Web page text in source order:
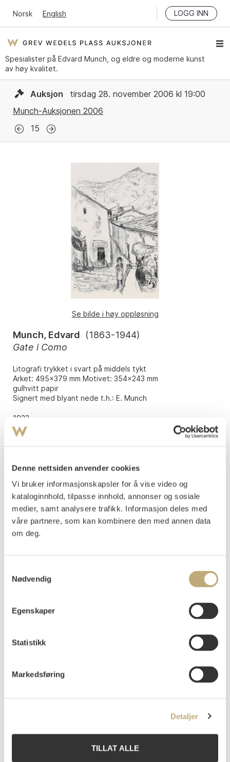
Denne nettsiden anvender cookies
Vi bruker informasjonskapsler for å vise video og
kataloginnhold, tilpasse innhold, annonser og sosiale
medier, samt analysere trafikk. Informasjon deles med
våre partnere, som kan kombinere den med annen data
om deg.
Nødvendig
Egenskaper
Statistikk
Markedsføring
Detaljer
TILLAT ALLE
Norsk English LOGG INN
Spesialister på Edvard Munch, og eldre og moderne kunst
av høy kvalitet.
Auksjon
tirsdag 28. november 2006 kl 19:00
Munch-Auksjonen 2006
15
Se bilde i høy oppløsning
Munch, Edvard (1863-1944)
Gate i Como
Litografi trykket i svart på middels tykt
Arket: 495x379 mm Motivet: 354x243 mm
gulhvitt papir
Signert med blyant nede t.h.: E. Munch
1922
Sch. nr. 506. Woll nr. 674.
Auksjonert tirsdag 28. november 2006 kl 19:00
TilslagNOK72 000
Lithograph printed in black on medium heavy
Sheet: 495x379 mm Image: 354x243 mm
1922